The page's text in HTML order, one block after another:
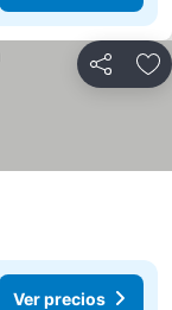
Compartir
Ver precios